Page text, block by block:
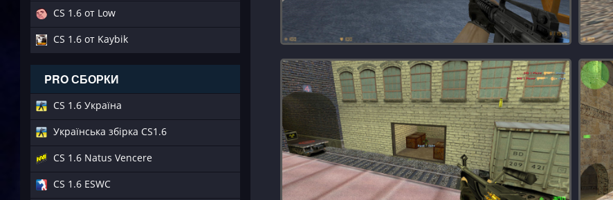
CS 1.6 от Low
CS 1.6 от Kaybik
PRO СБОРКИ
CS 1.6 Україна
Українська збірка CS1.6
CS 1.6 Natus Vencere
CS 1.6 ESWC